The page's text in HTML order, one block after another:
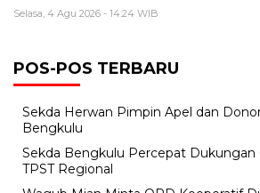
Selasa, 4 Agu 2026 - 14:24 WIB
POS-POS TERBARU
Sekda Herwan Pimpin Apel dan
Bengkulu
Sekda Bengkulu Percepat
TPST Regional